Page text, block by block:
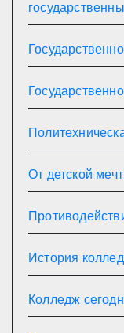
От детской
История
Колледж